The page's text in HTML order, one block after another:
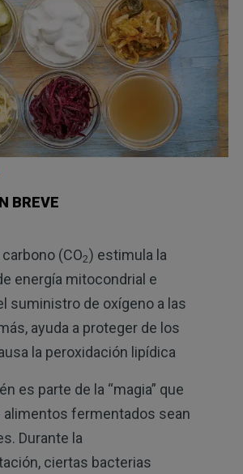
BREVE
(CO2) estimula la
energía mitocondrial e
suministro de oxígeno a las
ayuda a proteger de los
la peroxidación lipídica
es parte de la “magia” que
alimentos fermentados sean
Durante la
ciertas bacterias